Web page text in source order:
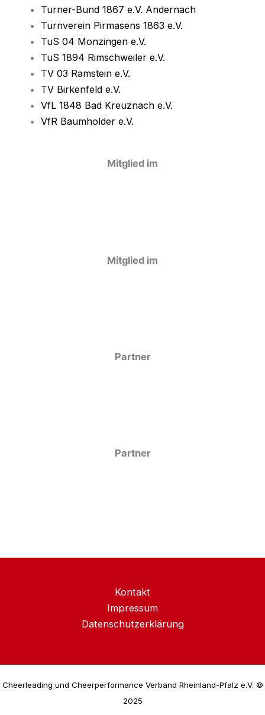
Turner-Bund 1867 e.V. Andernach
Turnverein Pirmasens 1863 e.V.
TuS 04 Monzingen e.V.
TuS 1894 Rimschweiler e.V.
TV 03 Ramstein e.V.
TV Birkenfeld e.V.
VfL 1848 Bad Kreuznach e.V.
VfR Baumholder e.V.
Mitglied im
Mitglied im
Partner
Partner
Kontakt
Impressum
Datenschutzerklärung
Cheerleading und Cheerperformance Verband Rheinland-Pfalz e.V. ©
2025